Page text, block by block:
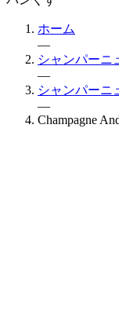
ホーム
—
シャンパーニ
—
シャンパーニ
—
Champagne